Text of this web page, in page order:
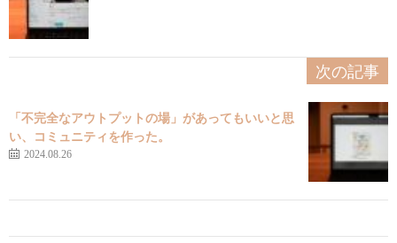
次の記事
「不完全なアウトプットの場」があってもいいと思
い、コミュニティを作った。
2024.08.26